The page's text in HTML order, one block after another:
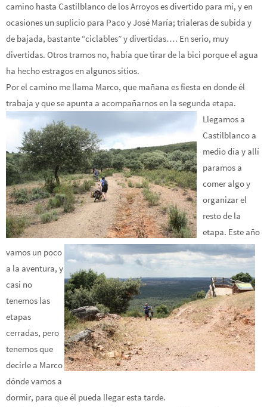
camino hasta Castilblanco de los Arroyos es divertido para mí, y en
ocasiones un suplicio para Paco y José María; trialeras de subida y
de bajada, bastante “ciclables” y divertidas…. En serio, muy
divertidas. Otros tramos no, había que tirar de la bici porque el agua
ha hecho estragos en algunos sitios.
Por el camino me llama Marco, que mañana es fiesta en donde él
trabaja y que se apunta a acompañarnos en la segunda etapa.
Llegamos a
Castilblanco a
medio día y allí
paramos a
comer algo y
organizar el
resto de la
etapa. Este año
vamos un poco
a la aventura, y
casi no
tenemos las
etapas
cerradas, pero
tenemos que
decirle a Marco
dónde vamos a
dormir, para que él pueda llegar esta tarde.